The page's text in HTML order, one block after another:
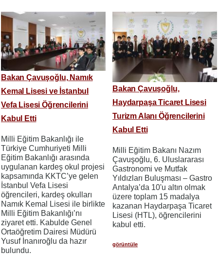
Bakan Çavuşoğlu, Namık
Kemal Lisesi ve İstanbul
Vefa Lisesi Öğrencilerini
Kabul Etti
Milli Eğitim Bakanlığı ile
Türkiye Cumhuriyeti Milli
Eğitim Bakanlığı arasında
uygulanan kardeş okul projesi
kapsamında KKTC’ye gelen
İstanbul Vefa Lisesi
öğrencileri, kardeş okulları
Namık Kemal Lisesi ile birlikte
Milli Eğitim Bakanlığı’nı
ziyaret etti. Kabulde Genel
Ortaöğretim Dairesi Müdürü
Yusuf İnanıroğlu da hazır
bulundu.
Bakan Çavuşoğlu,
Haydarpaşa Ticaret Lisesi
Turizm Alanı Öğrencilerini
Kabul Etti
Milli Eğitim Bakanı Nazım
Çavuşoğlu, 6. Uluslararası
Gastronomi ve Mutfak
Yıldızları Buluşması – Gastro
Antalya’da 10'u altın olmak
üzere toplam 15 madalya
kazanan Haydarpaşa Ticaret
Lisesi (HTL), öğrencilerini
kabul etti.
görüntüle